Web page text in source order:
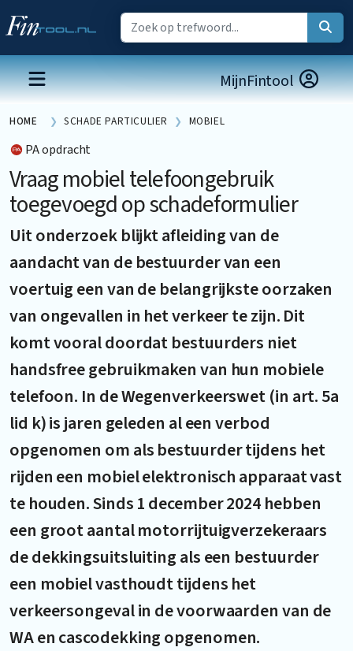
MijnFintool
HOME SCHADE PARTICULIER MOBIEL
PA opdracht
Vraag mobiel telefoongebruik
toegevoegd op schadeformulier
Uit onderzoek blijkt afleiding van de
aandacht van de bestuurder van een
voertuig een van de belangrijkste oorzaken
van ongevallen in het verkeer te zijn. Dit
komt vooral doordat bestuurders niet
handsfree gebruikmaken van hun mobiele
telefoon. In de Wegenverkeerswet (in art. 5a
lid k) is jaren geleden al een verbod
opgenomen om als bestuurder tijdens het
rijden een mobiel elektronisch apparaat vast
te houden. Sinds 1 december 2024 hebben
een groot aantal motorrijtuigverzekeraars
de dekkingsuitsluiting als een bestuurder
een mobiel vasthoudt tijdens het
verkeersongeval in de voorwaarden van de
WA en cascodekking opgenomen.